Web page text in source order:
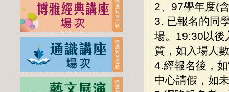
2、97學年度(
3. 已報名的同
場。19:30以後
質，如入場人
4.經報名後，
中心請假，如